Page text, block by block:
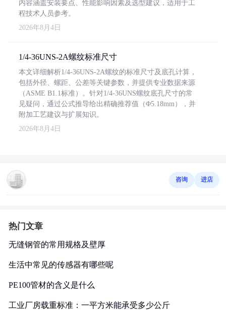
内容涵盖安装要点、性能影响因素及选型建议，适用于工
程技术人员参考。
2026年8月4日
1/4-36UNS-2A螺纹标准尺寸
本文详细解析1/4-36UNS-2A螺纹的标准尺寸及底孔计算，
包括外径、螺距、公差等关键参数，并提供专业数据来源
（ASME B1.1标准）。针对1/4-36UNS螺纹底孔尺寸的常
见疑问，通过公式推导给出精确推荐值（Φ5.18mm），并
附加工艺建议与扩展知识。
2026年8月4日
咨询 进店
热门文章
无缝钢管的常用规格及壁厚
生活中常见的传感器有哪些呢
PE100管材的含义是什么
工业厂房载重标准：一平方米能承受多少公斤